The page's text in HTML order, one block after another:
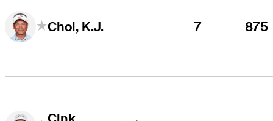
Choi, K.J. 7 875